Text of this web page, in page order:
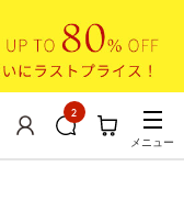
2
メニュー